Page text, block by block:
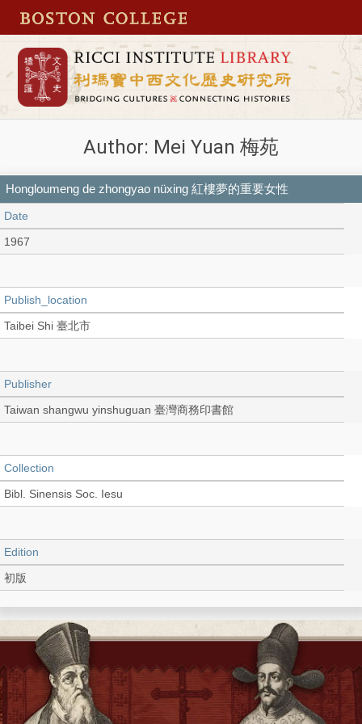
Author: Mei Yuan 梅苑
Hongloumeng de zhongyao nüxing 紅樓夢的重要女性
Date
1967
Publish_location
Taibei Shi 臺北市
Publisher
Taiwan shangwu yinshuguan 臺灣商務印書館
Collection
Bibl. Sinensis Soc. Iesu
Edition
初版
Language
Chinese 中文[繁體]
Record_type